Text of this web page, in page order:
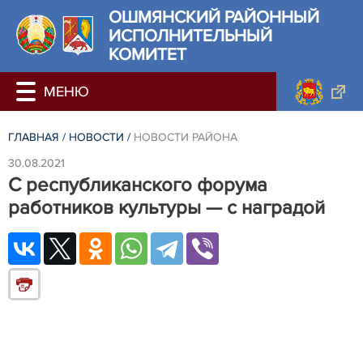
ОШМЯНСКИЙ РАЙОННЫЙ
ИСПОЛНИТЕЛЬНЫЙ
КОМИТЕТ
ГЛАВНАЯ / НОВОСТИ / НОВОСТИ РАЙОНА
30.08.2021
С республиканского форума
работников культуры — с наградой